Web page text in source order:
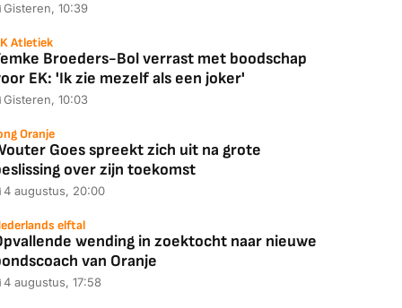
Gisteren, 10:39
Atletiek
Broeders-Bol verrast met boodschap
EK: 'Ik zie mezelf als een joker'
Gisteren, 10:03
Oranje
Goes spreekt zich uit na grote
over zijn toekomst
4 augustus, 20:00
elftal
wending in zoektocht naar nieuwe
van Oranje
4 augustus, 17:58